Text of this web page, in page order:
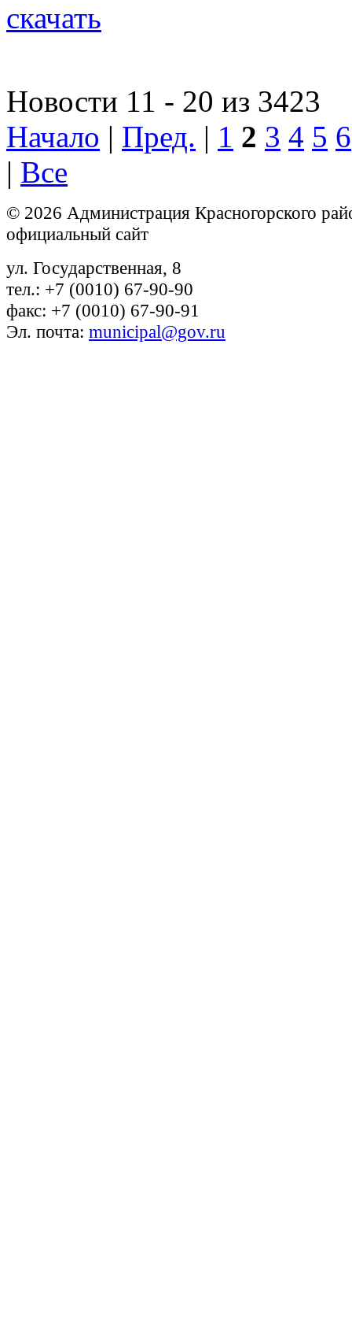
скачать
Новости 11 - 20 из 3423
Начало | Пред. | 1 2 3 4 5 6
| Все
© 2026 Администрация Красногорского
официальный сайт
ул. Государственная, 8
тел.: +7 (0010) 67-90-90
факс: +7 (0010) 67-90-91
Эл. почта: municipal@gov.ru